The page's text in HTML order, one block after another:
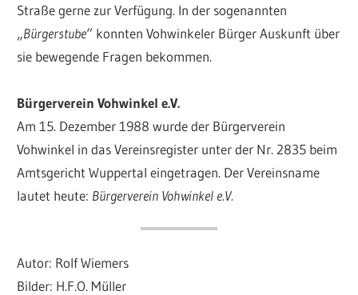
Straße gerne zur Verfügung. In der sogenannten
„Bürgerstube“ konnten Vohwinkeler Bürger Auskunft über
sie bewegende Fragen bekommen.
Bürgerverein Vohwinkel e.V.
Am 15. Dezember 1988 wurde der Bürgerverein
Vohwinkel in das Vereinsregister unter der Nr. 2835 beim
Amtsgericht Wuppertal eingetragen. Der Vereinsname
lautet heute: Bürgerverein Vohwinkel e.V.
Autor: Rolf Wiemers
Bilder: H.F.O. Müller